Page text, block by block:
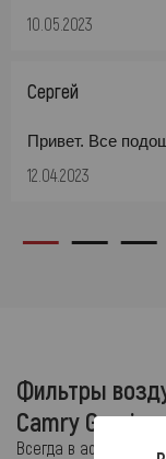
10.05.2023
Сергей
Привет. Все
12.04.2023
Фильтры
Camry Gracia
Всегда в